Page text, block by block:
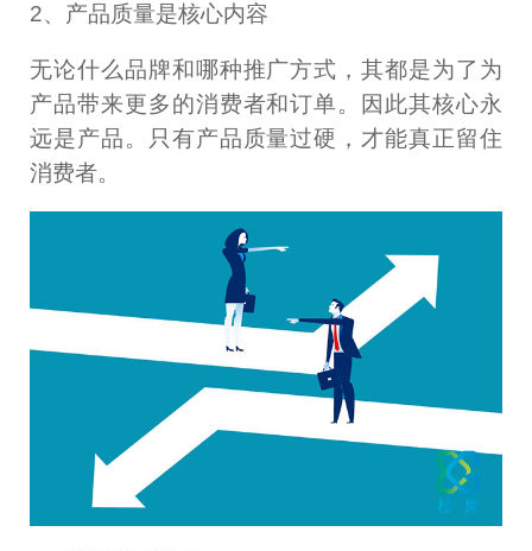
2、产品质量是核心内容
无论什么品牌和哪种推广方式，其都是为了为
产品带来更多的消费者和订单。因此其核心永
远是产品。只有产品质量过硬，才能真正留住
消费者。